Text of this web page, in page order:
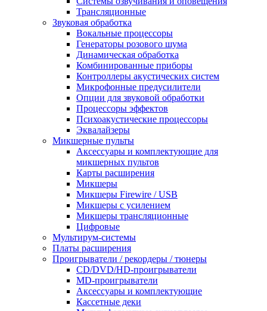
Трансляционные
Звуковая обработка
Вокальные процессоры
Генераторы розового шума
Динамическая обработка
Комбинированные приборы
Контроллеры акустических систем
Микрофонные предусилители
Опции для звуковой обработки
Процессоры эффектов
Психоакустические процессоры
Эквалайзеры
Микшерные пульты
Аксессуары и комплектующие для
микшерных пультов
Карты расширения
Микшеры
Микшеры Firewire / USB
Микшеры с усилением
Микшеры трансляционные
Цифровые
Мультирум-системы
Платы расширения
Проигрыватели / рекордеры / тюнеры
CD/DVD/HD-проигрыватели
MD-проигрыватели
Аксессуары и комплектующие
Кассетные деки